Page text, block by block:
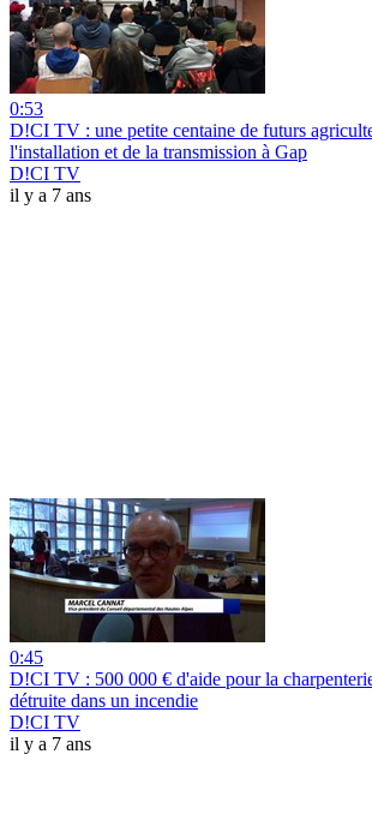
0:53
D!CI TV : une petite centaine de futurs
l'installation et de la transmission à Gap
D!CI TV
il y a 7 ans
0:45
D!CI TV : 500 000 € d'aide pour la
détruite dans un incendie
D!CI TV
il y a 7 ans